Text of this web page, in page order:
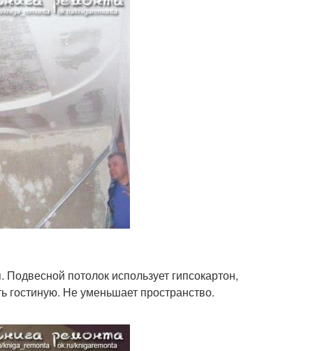
потолок использует гипсокартон,
Не уменьшает пространство.